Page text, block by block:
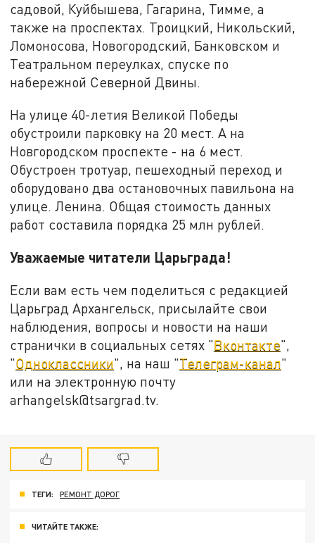
садовой, Куйбышева, Гагарина, Тимме, а
также на проспектах. Троицкий, Никольский,
Ломоносова, Новогородский, Банковском и
Театральном переулках, спуске по
набережной Северной Двины.
На улице 40-летия Великой Победы
обустроили парковку на 20 мест. А на
Новгородском проспекте - на 6 мест.
Обустроен тротуар, пешеходный переход и
оборудовано два остановочных павильона на
улице. Ленина. Общая стоимость данных
работ составила порядка 25 млн рублей.
Уважаемые читатели Царьграда!
Если вам есть чем поделиться с редакцией
Царьград Архангельск, присылайте свои
наблюдения, вопросы и новости на наши
странички в социальных сетях "Вконтакте",
"Одноклассники", на наш "Телеграм-канал"
или на электронную почту
arhangelsk@tsargrad.tv.
ТЕГИ: РЕМОНТ ДОРОГ
ЧИТАЙТЕ ТАКЖЕ: